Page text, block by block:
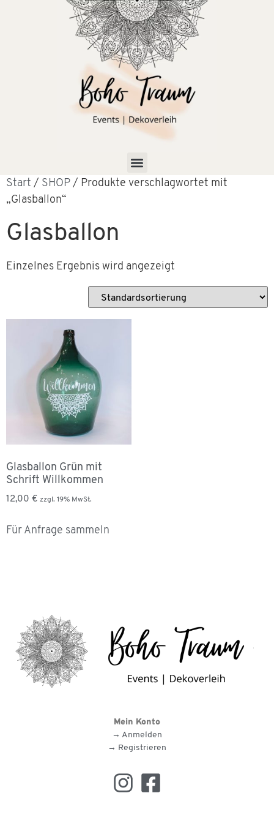
Start / SHOP / Produkte verschlagwortet mit
„Glasballon“
Glasballon
Einzelnes Ergebnis wird angezeigt
Glasballon Grün mit
Schrift Willkommen
12,00 € zzgl. 19% MwSt.
Für Anfrage sammeln
Mein Konto
→ Anmelden
→ Registrieren